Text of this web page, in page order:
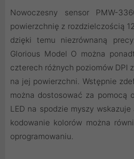
Nowoczesny sensor PMW-
powierzchnię z rozdzielczością
dzięki temu niezrównaną
Glorious Model O można
czterech różnych poziomów DPI
na jej powierzchni. Wstępnie
można dostosować za pomocą
LED na spodzie myszy
kodowanie kolorów można
oprogramowaniu.